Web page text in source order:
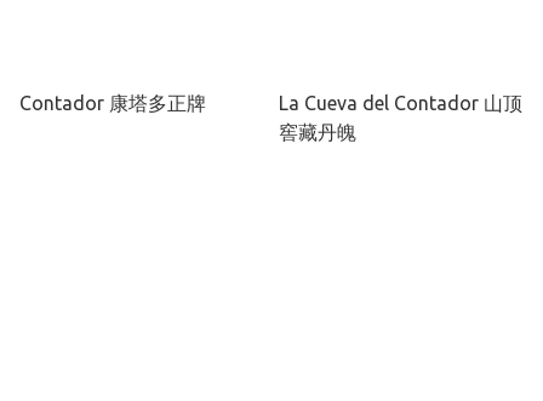
Contador 康塔多正牌
La Cueva del Contador 山顶
窖藏丹魄